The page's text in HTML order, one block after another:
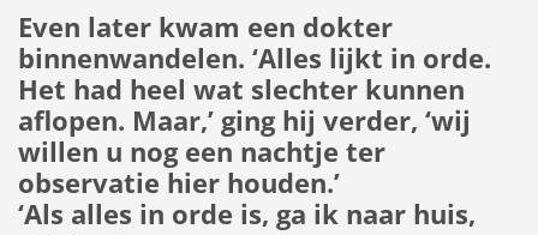
Even later kwam een dokter
binnenwandelen. ‘Alles lijkt in orde.
Het had heel wat slechter kunnen
aflopen. Maar,’ ging hij verder, ‘wij
willen u nog een nachtje ter
observatie hier houden.’
‘Als alles in orde is, ga ik naar huis,